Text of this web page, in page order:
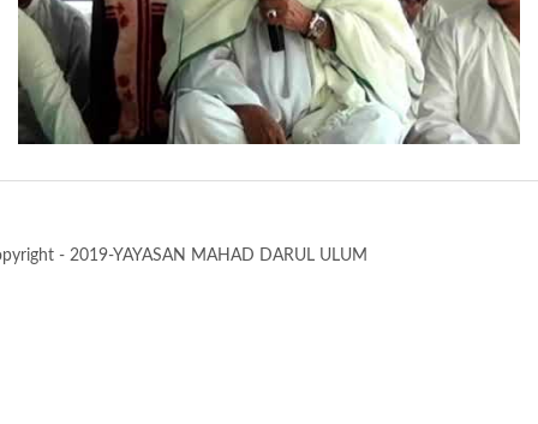
- 2019-YAYASAN MAHAD DARUL ULUM